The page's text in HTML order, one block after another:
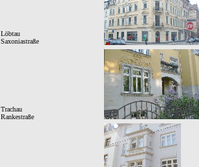
Löbtau
Saxoniastraße
Trachau
Rankestraße